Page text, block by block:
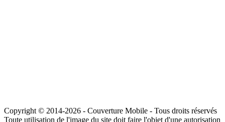
Copyright © 2014-2026 - Couverture Mobile - Tous droits réservés
Toute utilisation de l'image du site doit faire l'objet d'une autorisation